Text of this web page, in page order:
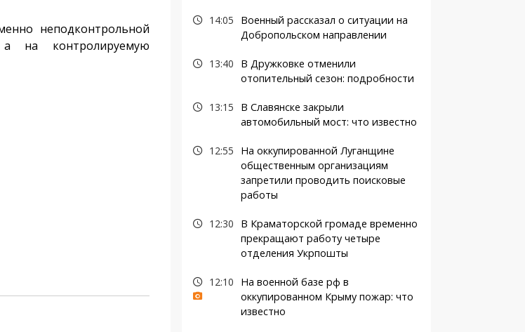
неподконтрольной
на контролируемую
14:05
Военный рассказал о ситуации на
Добропольском направлении
13:40
В Дружковке отменили
отопительный сезон: подробности
13:15
В Славянске закрыли
автомобильный мост: что известно
12:55
На оккупированной Луганщине
общественным организациям
запретили проводить поисковые
работы
12:30
В Краматорской громаде временно
прекращают работу четыре
отделения Укрпошты
12:10
На военной базе рф в
оккупированном Крыму пожар: что
известно